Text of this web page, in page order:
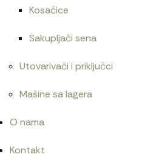
Kosačice
Sakupljači sena
Utovarivači i priključci
Mašine sa lagera
O nama
Kontakt